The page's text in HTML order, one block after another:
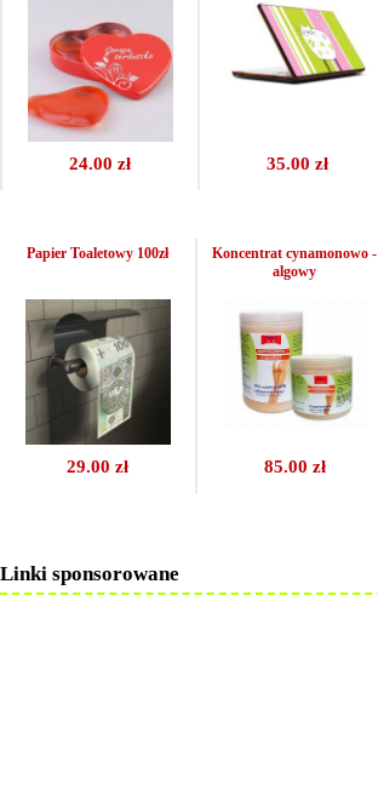
24.00 zł 35.00 zł
29.00 zł
Papier Toaletowy 100zł
85.00 zł
Koncentrat cynamonowo -
algowy
Linki sponsorowane